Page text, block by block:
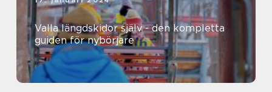
Valla längdskidor själv - den kompletta
guiden för nybörjare